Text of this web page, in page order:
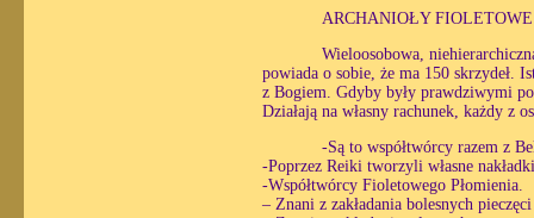
ARCHANIOŁY FIOLETOWE
Wieloosobowa,
powiada o sobie, że ma 150 skrzydeł.
z Bogiem. Gdyby były prawdziwymi
Działają na własny rachunek, każdy z
-Są to współtwórcy razem z
-Poprzez Reiki tworzyli własne
-Współtwórcy Fioletowego Płomienia.
– Znani z zakładania bolesnych